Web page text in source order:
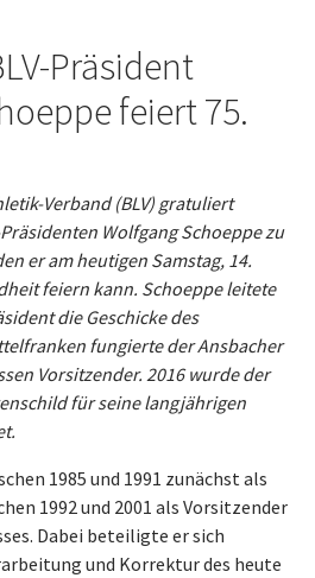
Präsident
feiert 75.
Verband (BLV) gratuliert
Wolfgang Schoeppe zu
er am heutigen Samstag, 14.
feiern kann. Schoeppe leitete
die Geschicke des
fungierte der Ansbacher
Vorsitzender. 2016 wurde der
für seine langjährigen
1985 und 1991 zunächst als
1992 und 2001 als Vorsitzender
Dabei beteiligte er sich
und Korrektur des heute